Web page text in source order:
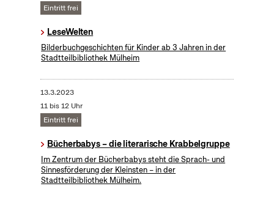
Eintritt frei
LeseWelten
Bilderbuchgeschichten für Kinder ab 3 Jahren in der
Stadtteilbibliothek Mülheim
13.3.2023
11 bis 12 Uhr
Eintritt frei
Bücherbabys – die literarische Krabbelgruppe
Im Zentrum der Bücherbabys steht die Sprach- und
Sinnesförderung der Kleinsten – in der
Stadtteilbibliothek Mülheim.